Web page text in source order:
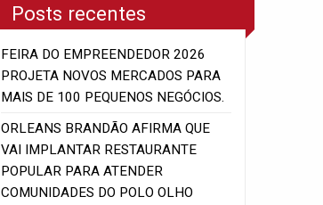
Posts recentes
FEIRA DO EMPREENDEDOR 2026
PROJETA NOVOS MERCADOS PARA
MAIS DE 100 PEQUENOS NEGÓCIOS.
ORLEANS BRANDÃO AFIRMA QUE
VAI IMPLANTAR RESTAURANTE
POPULAR PARA ATENDER
COMUNIDADES DO POLO OLHO